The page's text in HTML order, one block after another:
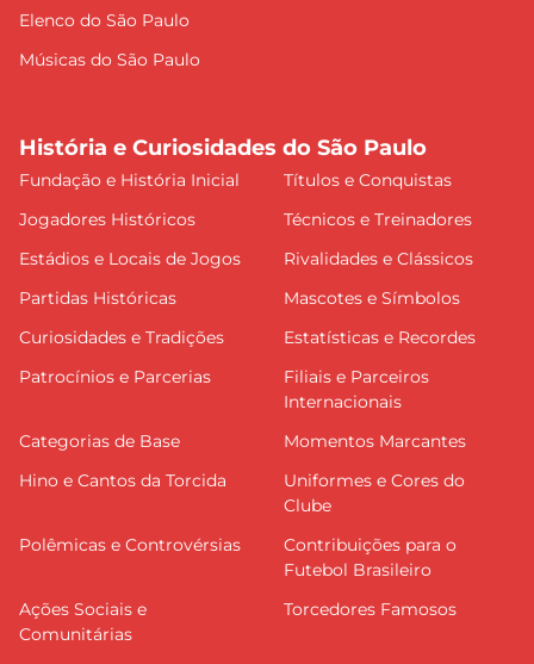
Elenco do São Paulo
Músicas do São Paulo
História e Curiosidades do São Paulo
Fundação e História Inicial
Títulos e Conquistas
Jogadores Históricos
Técnicos e Treinadores
Estádios e Locais de Jogos
Rivalidades e Clássicos
Partidas Históricas
Mascotes e Símbolos
Curiosidades e Tradições
Estatísticas e Recordes
Patrocínios e Parcerias
Filiais e Parceiros
Internacionais
Categorias de Base
Momentos Marcantes
Hino e Cantos da Torcida
Uniformes e Cores do
Clube
Polêmicas e Controvérsias
Contribuições para o
Futebol Brasileiro
Ações Sociais e
Comunitárias
Torcedores Famosos